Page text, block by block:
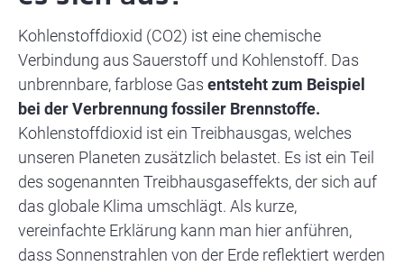
Kohlenstoffdioxid (CO2) ist eine chemische
Verbindung aus Sauerstoff und Kohlenstoff. Das
unbrennbare, farblose Gas entsteht zum Beispiel
bei der Verbrennung fossiler Brennstoffe.
Kohlenstoffdioxid ist ein Treibhausgas, welches
unseren Planeten zusätzlich belastet. Es ist ein Teil
des sogenannten Treibhausgaseffekts, der sich auf
das globale Klima umschlägt. Als kurze,
vereinfachte Erklärung kann man hier anführen,
dass Sonnenstrahlen von der Erde reflektiert werden